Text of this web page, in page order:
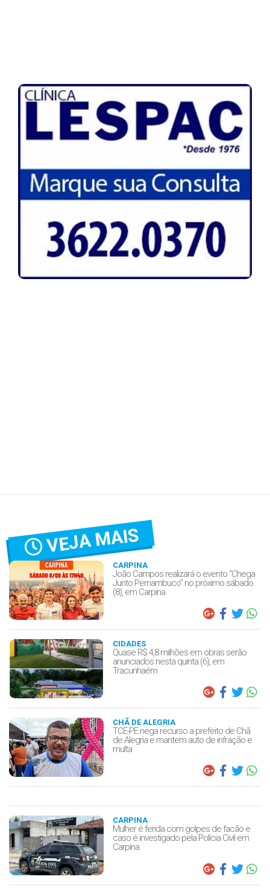
VEJA MAIS
CARPINA
João Campos realizará o evento “Chega
Junto Pernambuco” no próximo sábado
(8), em Carpina
CIDADES
Quase R$ 4,8 milhões em obras serão
anunciados nesta quinta (6), em
Tracunhaém
CHÃ DE ALEGRIA
TCE-PE nega recurso a prefeito de Chã
de Alegria e mantem auto de infração e
multa
CARPINA
Mulher é ferida com golpes de facão e
caso é investigado pela Polícia Civil em
Carpina